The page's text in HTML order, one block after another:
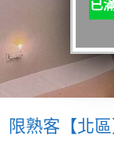
限熟客【北
已